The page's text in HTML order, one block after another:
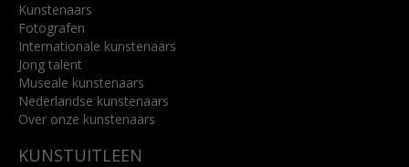
Kunstenaars
Fotografen
Internationale kunstenaars
Jong talent
Museale kunstenaars
Nederlandse kunstenaars
Over onze kunstenaars
KUNSTUITLEEN